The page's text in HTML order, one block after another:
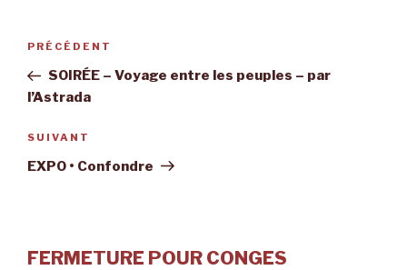
Navigation
l’article
Article
précédent
PRÉCÉDENT
SOIRÉE – Voyage entre les peuples – par
l’Astrada
Article
suivant
SUIVANT
EXPO • Confondre
FERMETURE POUR CONGES